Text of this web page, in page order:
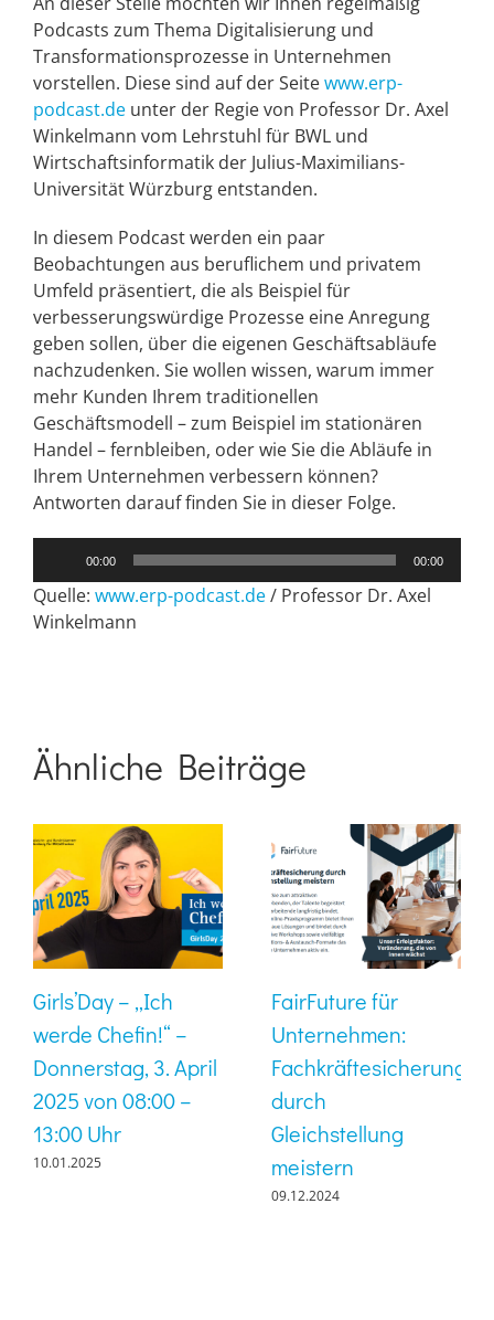
Podcasts zum Thema Digitalisierung und
Transformationsprozesse in Unternehmen
vorstellen. Diese sind auf der Seitewww.erp-
podcast.de unter der Regie von Professor Dr. Axel
Winkelmann vom Lehrstuhl für BWL und
Wirtschaftsinformatik der Julius-Maximilians-
Universität Würzburg entstanden.
In diesem Podcast werden ein paar
Beobachtungen aus beruflichem und privatem
Umfeld präsentiert, die als Beispiel für
verbesserungswürdige Prozesse eine Anregung
geben sollen, über die eigenen Geschäftsabläufe
nachzudenken. Sie wollen wissen, warum immer
mehr Kunden Ihrem traditionellen
Geschäftsmodell – zum Beispiel im stationären
Handel – fernbleiben, oder wie Sie die Abläufe in
Ihrem Unternehmen verbessern können?
Antworten darauf finden Sie in dieser Folge.
Player
00:00 00:00
Quelle: www.erp-podcast.de/ Professor Dr. Axel
Winkelmann
Ähnliche Beiträge
Girls’Day – „Ich
werde Chefin!“ –
Donnerstag, 3. April
2025 von 08:00 –
13:00 Uhr
10.01.2025
FairFuture für
Unternehmen:
Fachkräftesicherung
durch
Gleichstellung
meistern
09.12.2024